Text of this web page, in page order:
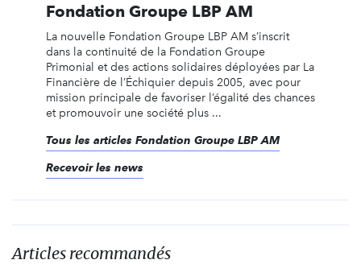
Fondation Groupe LBP AM
La nouvelle Fondation Groupe LBP AM s’inscrit
dans la continuité de la Fondation Groupe
Primonial et des actions solidaires déployées par La
Financière de l’Échiquier depuis 2005, avec pour
mission principale de favoriser l’égalité des chances
et promouvoir une société plus ...
Tous les articles Fondation Groupe LBP AM
Recevoir les news
Articles recommandés